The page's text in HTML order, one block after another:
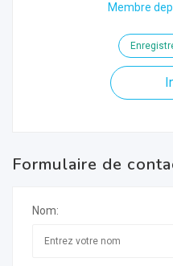
Membre
Formulaire de
Nom: